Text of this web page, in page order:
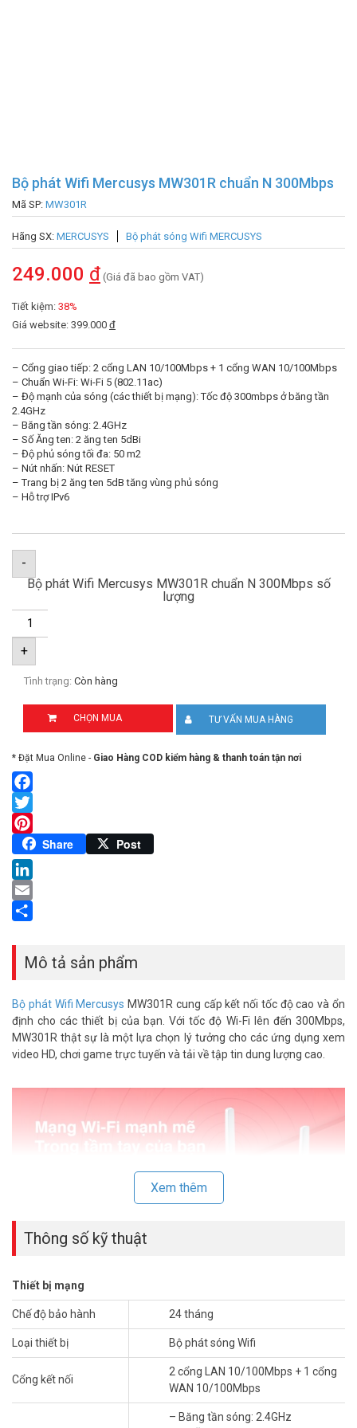
Bộ phát Wifi Mercusys MW301R chuẩn N 300Mbps
Mã SP: MW301R
Hãng SX: MERCUSYS Bộ phát sóng Wifi MERCUSYS
249.000 đ (Giá đã bao gồm VAT)
Tiết kiệm: 38%
Giá website: 399.000 đ
– Cổng giao tiếp: 2 cổng LAN 10/100Mbps + 1 cổng WAN 10/100Mbps
– Chuẩn Wi-Fi: Wi-Fi 5 (802.11ac)
– Độ mạnh của sóng (các thiết bị mạng): Tốc độ 300mbps ở băng tần
2.4GHz
– Băng tần sóng: 2.4GHz
– Số Ăng ten: 2 ăng ten 5dBi
– Độ phủ sóng tối đa: 50 m2
– Nút nhấn: Nút RESET
– Trang bị 2 ăng ten 5dB tăng vùng phủ sóng
– Hỗ trợ IPv6
-
Bộ phát Wifi Mercusys MW301R chuẩn N 300Mbps số
lượng
+
Tình trạng: Còn hàng
CHỌN MUA TƯ VẤN MUA HÀNG
* Đặt Mua Online - Giao Hàng COD kiểm hàng & thanh toán tận nơi
Facebook
Twitter
Pinterest
Share Post
LinkedIn
Email
Mô tả sản phẩm
Bộ phát Wifi Mercusys MW301R cung cấp kết nối tốc độ cao và ổn
định cho các thiết bị của bạn. Với tốc độ Wi-Fi lên đến 300Mbps,
MW301R thật sự là một lựa chọn lý tưởng cho các ứng dụng xem
video HD, chơi game trực tuyến và tải về tập tin dung lượng cao.
Vùng phủ rộng lớn hơn với hai ăng ten ngoài
mạnh mẽ
Sỡ hữu hai ăng ten ngoài độ lợi 5dBi cùng độ nhạy thu cao,
MW301R cung cấp cho bạn vùng phủ Wi-Fi rộng lớn hơn, đáp ứng
tốt như cầu sử dụng mạng Wi-Fi của bạn.
Mercusys MW301R – Cài đặt 03 bước đơn
Xem thêm
Thông số kỹ thuật
Thiết bị mạng
Chế độ bảo hành 24 tháng
Loại thiết bị Bộ phát sóng Wifi
Cổng kết nối
2 cổng LAN 10/100Mbps + 1 cổng
WAN 10/100Mbps
– Băng tần sóng: 2.4GHz